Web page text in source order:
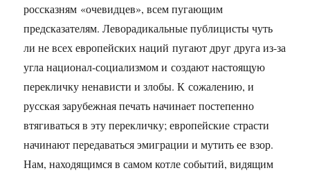
россказням «очевидцев», всем пугающим
предсказателям. Леворадикальные публицисты чуть
ли не всех европейских наций пугают друг друга из-за
угла национал-социализмом и создают настоящую
перекличку ненависти и злобы. К сожалению, и
русская зарубежная печать начинает постепенно
втягиваться в эту перекличку; европейские страсти
начинают передаваться эмиграции и мутить ее взор.
Нам, находящимся в самом котле событий, видящим